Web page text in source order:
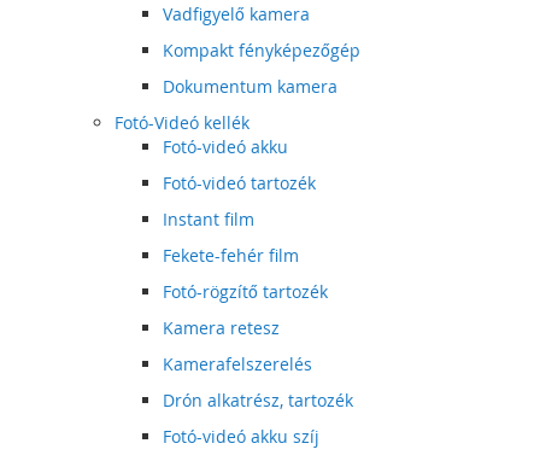
Vadfigyelő kamera
Kompakt fényképezőgép
Dokumentum kamera
Fotó-Videó kellék
Fotó-videó akku
Fotó-videó tartozék
Instant film
Fekete-fehér film
Fotó-rögzítő tartozék
Kamera retesz
Kamerafelszerelés
Drón alkatrész, tartozék
Fotó-videó akku szíj